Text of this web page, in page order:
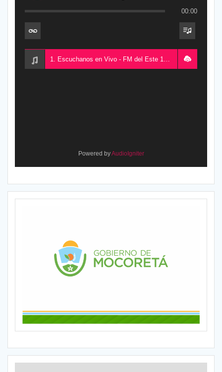
00:00
Powered byAudioIgniter